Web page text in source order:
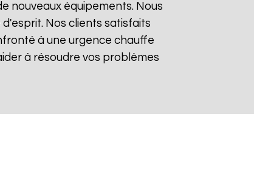
nouveaux équipements. Nous
Nos clients satisfaits
à une urgence chauffe
à résoudre vos problèmes